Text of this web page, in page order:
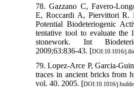
78. Gazzano C, Favero-
E, Roccardi A, Piervittori R.
Potential Biodeteriogenic
tentative tool to evaluate the
stonework. Int
2009;63:836-43. [DOI:10.1016/
79. Lopez-Arce P, Garcia-
traces in ancient bricks from
vol. 40. 2005. [DOI:10.1016/